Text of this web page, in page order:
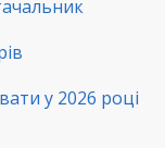
у 2026 році